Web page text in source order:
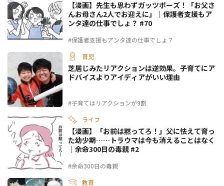
#保護者支援もアンタ達の仕事でしょ？
【漫画】先生も思わずガッツポーズ！「お父さ
んお母さん2人でお迎えに」｜保護者支援もア
ンタ達の仕事でしょ？ #70
育児
#子育てはリアクションが9割
芝居じみたリアクションは逆効果。子育てにア
ドバイスよりアイディアがいい理由
ライフ
#余命300日の毒親
【漫画】「お前は黙ってろ！」父に怯えて育っ
た幼少期……トラウマは今も消えることはなく
｜余命300日の毒親 #2
教育